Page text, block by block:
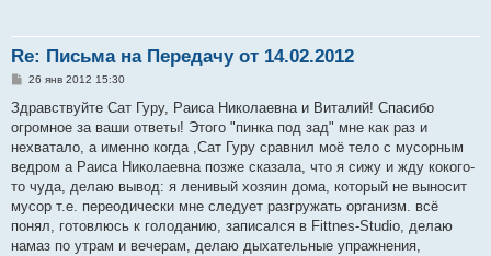
Re: Письма на Передачу от 14.02.2012
С
о
б
щ
е
и
е
26 янв 2012 15:30
Здравствуйте Сат Гуру, Раиса Николаевна и Виталий! Спасибо
огромное за ваши ответы! Этого "пинка под зад" мне как раз и
нехватало, а именно когда ,Сат Гуру сравнил моё тело с мусорным
ведром а Раиса Николаевна позже сказала, что я сижу и жду кокого-
то чуда, делаю вывод: я ленивый хозяин дома, который не выносит
мусор т.е. переодически мне следует разгружать организм. всё
понял, готовлюсь к голоданию, записался в Fittnes-Studio, делаю
намаз по утрам и вечерам, делаю дыхательные упражнения,